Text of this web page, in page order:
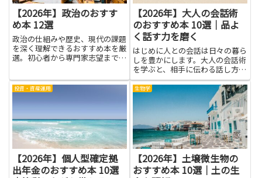
【2026年】政治のおすす
め本 12選
政治の仕組みや歴史、現代の課題
を深く理解できるおすすめ本を厳
選。初心者から専門家志望まで幅
【2026年】大人の会話術
のおすすめ本 10選｜品よ
く話す力を磨く
はじめに人との会話は日々の暮ら
しを豊かにします。大人の会話術
を学ぶと、相手に伝わる話し方が
身につき、誤解が減り、信頼が生
まれやすくなります。品よく話す
力を磨くと、場の空気が落ち着
き、緊張する場面でも自分の考え
を伝えやすくなります。相手の話
を...
投資・資産運用
【2026年】個人型確定拠
出年金のおすすめ本 10選
生物学
【2026年】土壌微生物の
おすすめ本 10選｜土の生